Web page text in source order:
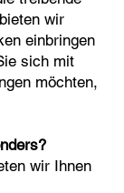
wir
einbringen
sich mit
möchten,
wir Ihnen